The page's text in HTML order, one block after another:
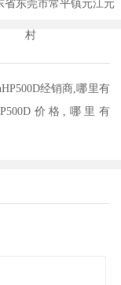
省东莞市常平镇元江元
村
经销商,哪里有
价格,哪里有